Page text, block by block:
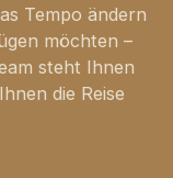
Tempo ändern
möchten –
steht Ihnen
die Reise